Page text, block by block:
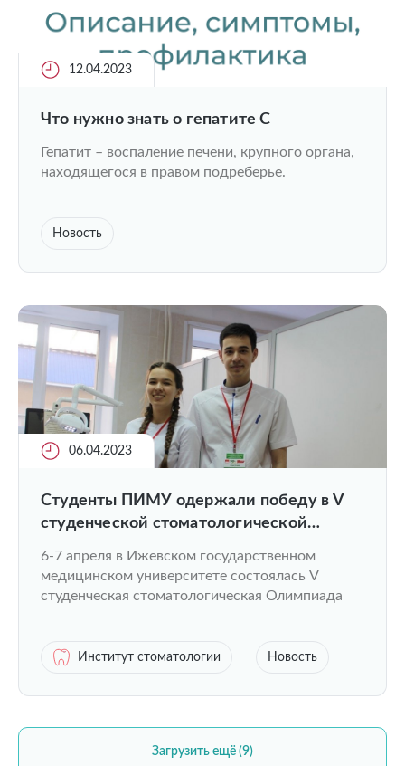
12.04.2023
Что нужно знать о гепатите С
Гепатит – воспаление печени, крупного органа,
находящегося в правом подреберье.
Новость
06.04.2023
Студенты ПИМУ одержали победу в V
студенческой стоматологической
6-7 апреля в Ижевском государственном
медицинском университете состоялась V
студенческая стоматологическая Олимпиада
Институт стоматологии Новость
Загрузить ещё (9)